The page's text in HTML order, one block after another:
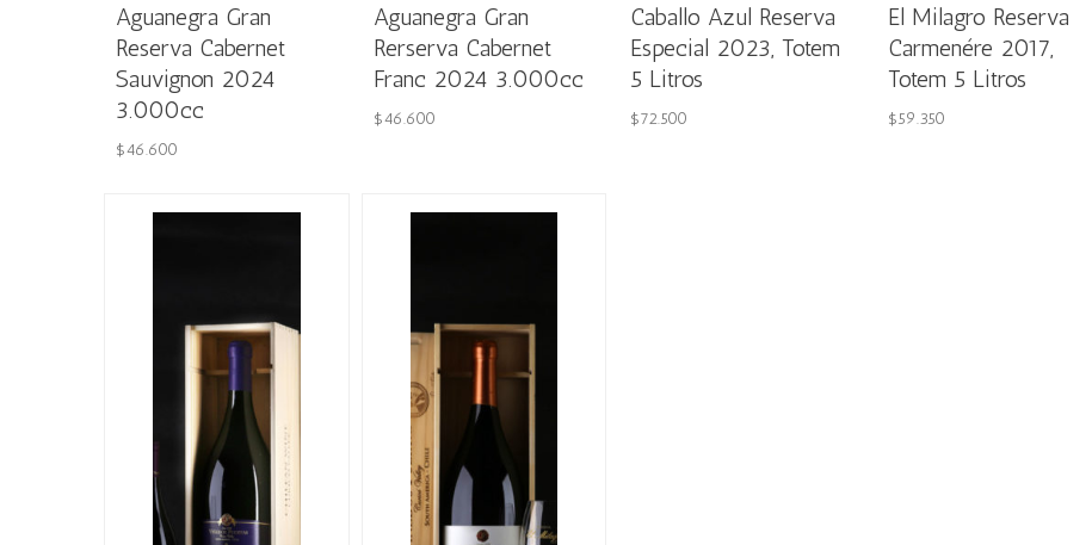
Aguanegra Gran
Reserva Cabernet
Sauvignon 2024
3.000cc
$46.600
Aguanegra Gran
Rerserva Cabernet
Franc 2024 3.000cc
$46.600
Caballo Azul Reserva
Especial 2023, Totem
5 Litros
$72.500
El Milagro Reserva
Carmenére 2017,
Totem 5 Litros
$59.350